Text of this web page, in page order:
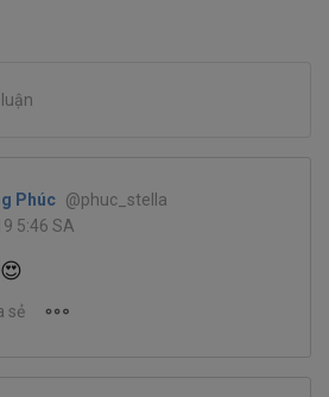
Phúc @phuc_stella
5:46 SA
sẻ